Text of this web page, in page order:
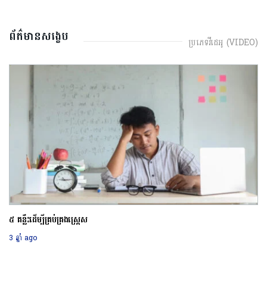
ព័ត៌មានសង្ខេប ប្រភេទវីដេអូ (VIDEO)
៥ គន្លឹះដើម្បីគ្រប់គ្រងស្រ្តេស
3 ឆ្នាំ ago